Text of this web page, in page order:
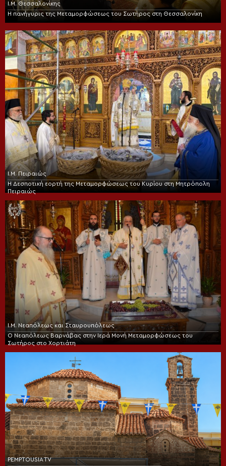
Ι.Μ. Θεσσαλονίκης
Η πανήγυρις της Μεταμορφώσεως του Σωτήρος στη Θεσσαλονίκη
Ι.Μ. Πειραιώς
Η Δεσποτική εορτή της Μεταμορφώσεως του Κυρίου στη Μητρόπολη
Πειραιώς
Ι.Μ. Νεαπόλεως και Σταυρουπόλεως
Ο Νεαπόλεως Βαρνάβας στην Ιερά Μονή Μεταμορφώσεως του
Σωτήρος στο Χορτιάτη
PEMPTOUSIA TV